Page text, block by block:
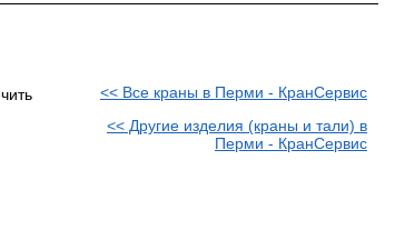
<< Все краны в Перми - КранСервис
<< Другие изделия (краны и тали) в
Перми - КранСервис